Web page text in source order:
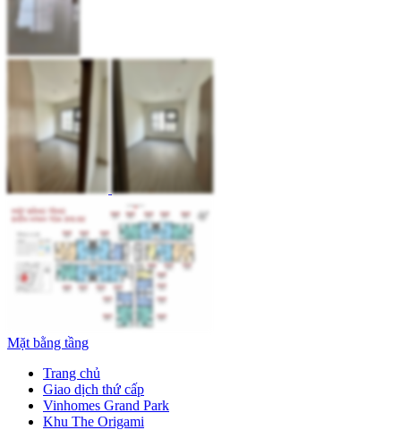
Mặt bằng tầng
Trang chủ
Giao dịch thứ cấp
Vinhomes Grand Park
Khu The Origami